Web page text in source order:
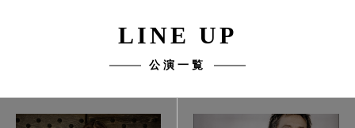
LINE UP
公演一覧